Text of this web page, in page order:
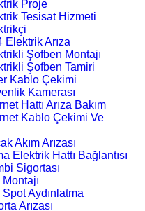
Proje
Tesisat Hizmeti
Elektrik Arıza
Şofben Montajı
Şofben Tamiri
Kablo Çekimi
Kamerası
Hattı Arıza Bakım
Kablo Çekimi Ve
Akım Arızası
Elektrik Hattı Bağlantısı
Sigortası
Aydınlatma
Arızası